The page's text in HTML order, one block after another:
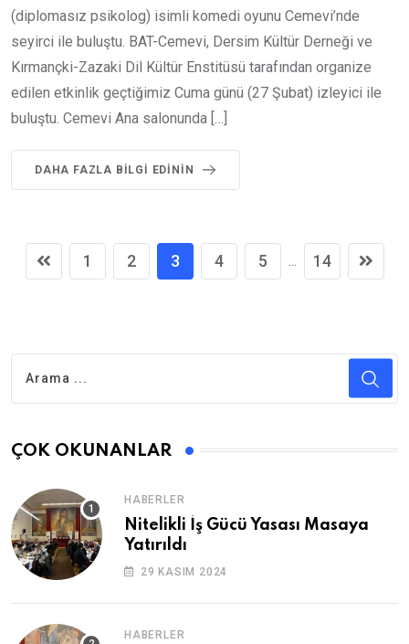
(diplomasız psikolog) isimli komedi oyunu Cemevi’nde
seyirci ile buluştu. BAT-Cemevi, Dersim Kültür Derneği ve
Kırmançki-Zazaki Dil Kültür Enstitüsü tarafından organize
edilen etkinlik geçtiğimiz Cuma günü (27 Şubat) izleyici ile
buluştu. Cemevi Ana salonunda […]
DAHA FAZLA BILGI EDININ
1 2 3 4 5 14
ÇOK OKUNANLAR
HABERLER
Nitelikli İş Gücü Yasası Masaya
Yatırıldı
29 KASIM 2024
HABERLER